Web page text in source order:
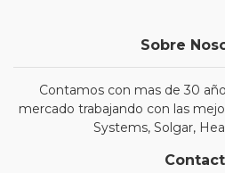
Sobre
Contamos con mas de 30
mercado trabajando con las
Systems, Solgar,